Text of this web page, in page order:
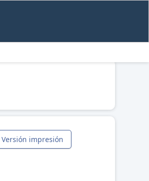
Versión impresión